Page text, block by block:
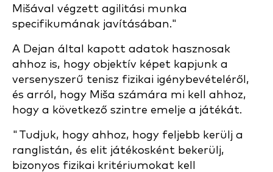
Mišával végzett agilitási munka
specifikumának javításában."
A Dejan által kapott adatok hasznosak
ahhoz is, hogy objektív képet kapjunk a
versenyszerű tenisz fizikai igénybevételéről,
és arról, hogy Miša számára mi kell ahhoz,
hogy a következő szintre emelje a játékát.
"Tudjuk, hogy ahhoz, hogy feljebb kerülj a
ranglistán, és elit játékosként bekerülj,
bizonyos fizikai kritériumokat kell